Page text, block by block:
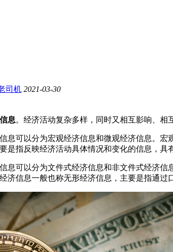
司机 2021-03-30
息。经济活动复杂多样，同时又相互影响、相
可以分为宏观经济信息和微观经济信息。宏
是指反映经济活动具体情况和变化的信息，具
可以分为文件式经济信息和非文件式经济信
济信息一般也称无形经济信息，主要是指通过